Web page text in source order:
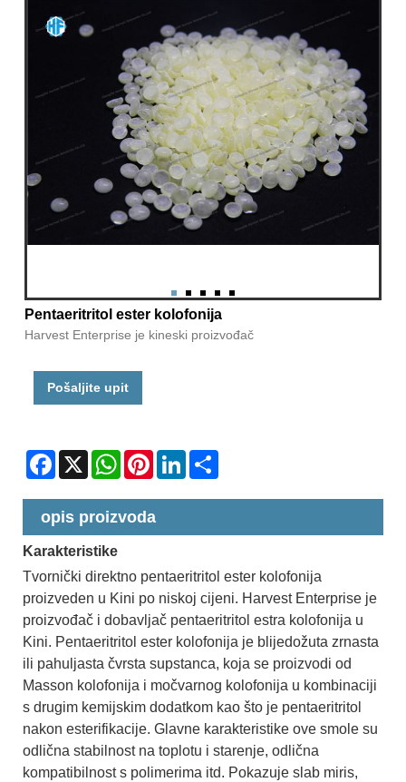
Pentaeritritol ester kolofonija
Harvest Enterprise je kineski proizvođač
Pošaljite upit
Facebook
X WhatsAppPinterestLinkedIn
opis proizvoda
Karakteristike
Tvornički direktno pentaeritritol ester kolofonija
proizveden u Kini po niskoj cijeni. Harvest Enterprise je
proizvođač i dobavljač pentaeritritol estra kolofonija u
Kini. Pentaeritritol ester kolofonija je blijedožuta zrnasta
ili pahuljasta čvrsta supstanca, koja se proizvodi od
Masson kolofonija i močvarnog kolofonija u kombinaciji
s drugim kemijskim dodatkom kao što je pentaeritritol
nakon esterifikacije. Glavne karakteristike ove smole su
odlična stabilnost na toplotu i starenje, odlična
kompatibilnost s polimerima itd. Pokazuje slab miris,